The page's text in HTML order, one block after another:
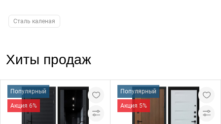
Сталь каленая
Хиты продаж
Популярный
Акция 6%
Популярный
Акция 5%